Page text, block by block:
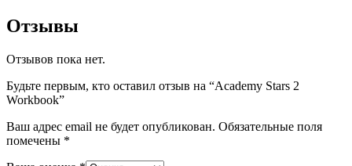
Отзывы
Отзывов пока нет.
Будьте первым, кто оставил отзыв на “Academy Stars 2
Workbook”
Ваш адрес email не будет опубликован. Обязательные поля
помечены *